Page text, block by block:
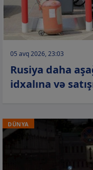
05 avq 2026, 23:03
Rusiya daha
idxalına və
DÜNYA